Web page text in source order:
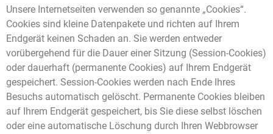
Unsere Internetseiten verwenden so genannte „Cookies“.
Cookies sind kleine Datenpakete und richten auf Ihrem
Endgerät keinen Schaden an. Sie werden entweder
vorübergehend für die Dauer einer Sitzung (Session-Cookies)
oder dauerhaft (permanente Cookies) auf Ihrem Endgerät
gespeichert. Session-Cookies werden nach Ende Ihres
Besuchs automatisch gelöscht. Permanente Cookies bleiben
auf Ihrem Endgerät gespeichert, bis Sie diese selbst löschen
oder eine automatische Löschung durch Ihren Webbrowser